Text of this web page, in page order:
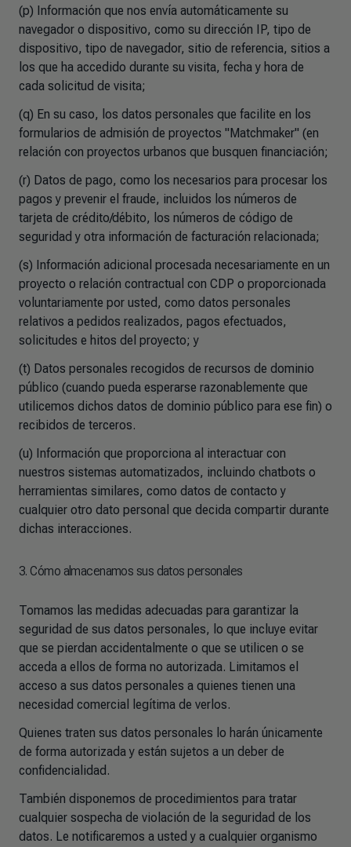
(p) Información que nos envía automáticamente su
navegador o dispositivo, como su dirección IP, tipo de
dispositivo, tipo de navegador, sitio de referencia, sitios a
los que ha accedido durante su visita, fecha y hora de
cada solicitud de visita;
(q) En su caso, los datos personales que facilite en los
formularios de admisión de proyectos "Matchmaker" (en
relación con proyectos urbanos que busquen financiación;
(r) Datos de pago, como los necesarios para procesar los
pagos y prevenir el fraude, incluidos los números de
tarjeta de crédito/débito, los números de código de
seguridad y otra información de facturación relacionada;
(s) Información adicional procesada necesariamente en un
proyecto o relación contractual con CDP o proporcionada
voluntariamente por usted, como datos personales
relativos a pedidos realizados, pagos efectuados,
solicitudes e hitos del proyecto; y
(t) Datos personales recogidos de recursos de dominio
público (cuando pueda esperarse razonablemente que
utilicemos dichos datos de dominio público para ese fin) o
recibidos de terceros.
(u) Información que proporciona al interactuar con
nuestros sistemas automatizados, incluindo chatbots o
herramientas similares, como datos de contacto y
cualquier otro dato personal que decida compartir durante
dichas interacciones.
3. Cómo almacenamos sus datos personales
Tomamos las medidas adecuadas para garantizar la
seguridad de sus datos personales, lo que incluye evitar
que se pierdan accidentalmente o que se utilicen o se
acceda a ellos de forma no autorizada. Limitamos el
acceso a sus datos personales a quienes tienen una
necesidad comercial legítima de verlos.
Quienes traten sus datos personales lo harán únicamente
de forma autorizada y están sujetos a un deber de
confidencialidad.
También disponemos de procedimientos para tratar
cualquier sospecha de violación de la seguridad de los
datos. Le notificaremos a usted y a cualquier organismo